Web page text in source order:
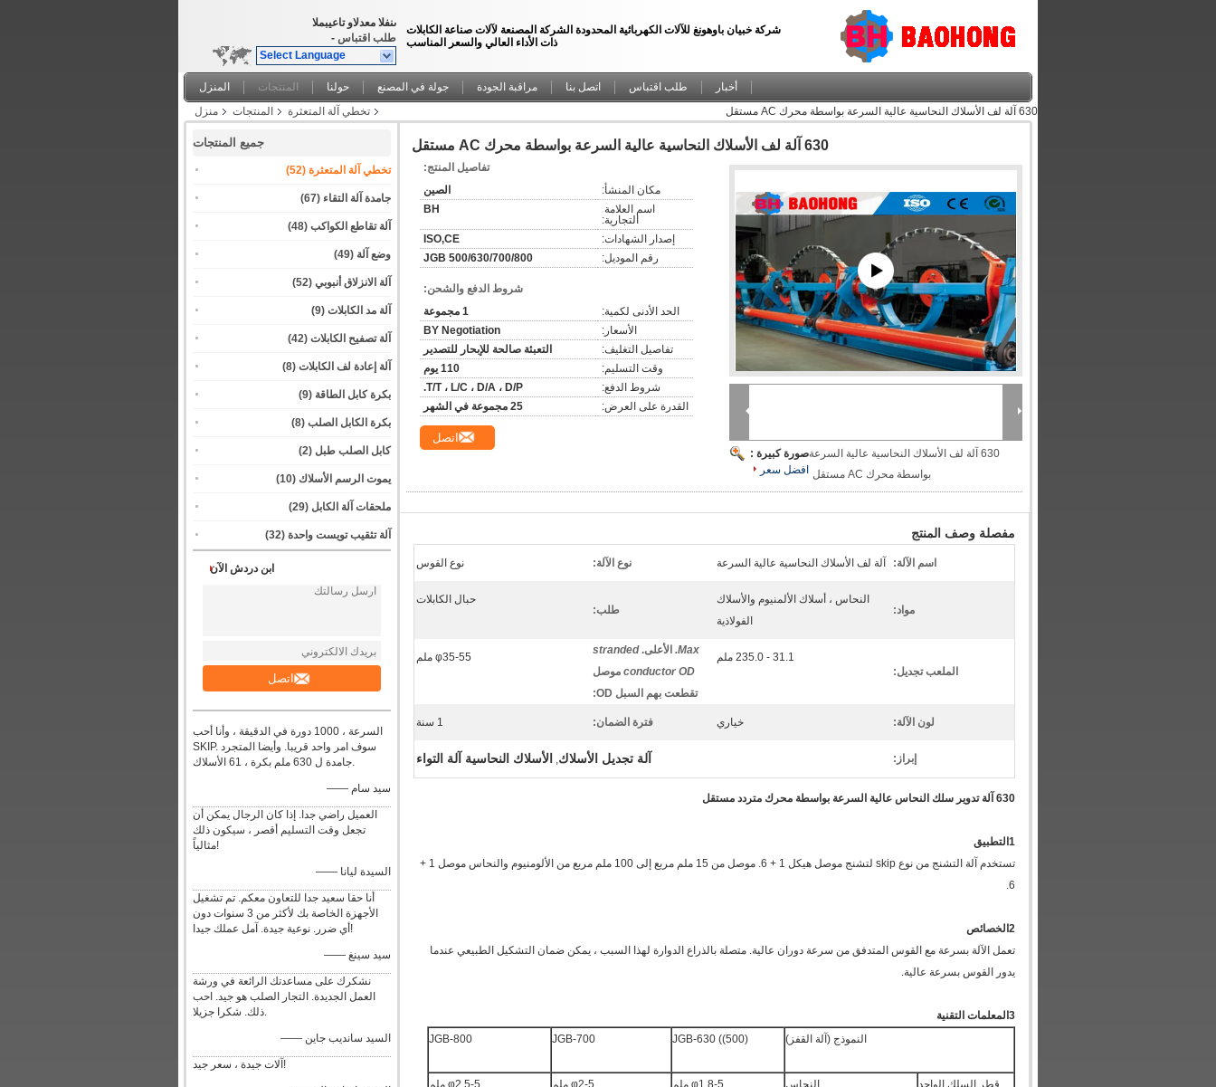
شركة خبيان باوهونغ للآلات الكهربائية المحدودة الشركة المصنعة لآلات صناعة الكابلات
ذات الأداء العالي والسعر المناسب
المبيعات والدعم الفنى
طلب اقتباس -
Select Language
المنزل المنتجات حولنا جولة في المصنع مراقبة الجودة اتصل بنا طلب اقتباس
أخبار
منزل
المنتجات تخطي آلة المتعثرة 630 آلة لف الأسلاك النحاسية عالية السرعة بواسطة محرك AC مستقل
جميع المنتجات
تخطي آلة المتعثرة (52)
جامدة آلة التقاء (67)
آلة تقاطع الكواكب (48)
وضع آلة (49)
آلة الانزلاق أنبوبي (52)
آلة مد الكابلات (9)
آلة تصفيح الكابلات (42)
آلة إعادة لف الكابلات (8)
بكرة كابل الطاقة (9)
بكرة الكابل الصلب (8)
كابل الصلب طبل (2)
يموت الرسم الأسلاك (10)
ملحقات آلة الكابل (29)
آلة تثقيب تويست واحدة (32)
ابن دردش الآن
اتصل
السرعة ، 1000 دورة في الدقيقة ، وأنا أحب
SKIP. سوف امر واحد قريبا. وأيضا المتجرد
جامدة ل 630 ملم بكرة ، 61 الأسلاك.
—— سيد سام
العميل راضي جدا. إذا كان الرجال يمكن أن
تجعل وقت التسليم أقصر ، سيكون ذلك
مثالياً!
—— السيدة ليانا
أنا حقا سعيد جدا للتعاون معكم. تم تشغيل
الأجهزة الخاصة بك لأكثر من 3 سنوات دون
أي ضرر. نوعية جيدة. آمل عملك جيدا!
—— سيد سينغ
نشكرك على مساعدتك الرائعة في ورشة
العمل الجديدة. التجار الصلب هو جيد. احب
ذلك. شكرا جزيلا.
—— السيد سانديب جاين
آلات جيدة ، سعر جيد!
630 آلة لف الأسلاك النحاسية عالية السرعة بواسطة محرك AC مستقل
صورة كبيرة :630 آلة لف الأسلاك النحاسية عالية السرعة
بواسطة محرك AC مستقل
افضل سعر
تفاصيل المنتج:
مكان المنشأ:
الصين
التجارية:
BH
إصدار الشهادات:
ISO,CE
رقم الموديل:
JGB 500/630/700/800
شروط الدفع والشحن:
الحد الأدنى لكمية:
1 مجموعة
الأسعار:
BY Negotiation
تفاصيل التغليف:
التعبئة صالحة للإبحار للتصدير
وقت التسليم:
110 يوم
شروط الدفع:
T/T ، L/C ، D/A ، D/P.
القدرة على العرض:
25 مجموعة في الشهر
اتصل
مفصلة وصف المنتج
اسم الآلة: آلة لف الأسلاك النحاسية عالية السرعة نوع الآلة: نوع القوس
مواد:
النحاس ، أسلاك الألمنيوم والأسلاك
الفولاذية
طلب:
حبال الكابلات
الملعب تجديل:
31.1 - 235.0 ملم
Max. الأعلى. stranded
conductor OD موصل
تقطعت بهم السبل OD
:
φ35-55 ملم
لون الآلة: خياري فترة الضمان: 1 سنة
إبراز: آلة تجديل الأسلاك, الأسلاك النحاسية آلة التواء
630 آلة تدوير سلك النحاس عالية السرعة بواسطة محرك متردد مستقل
1التطبيق
تستخدم آلة التشنج من نوع skip لتشنج موصل هيكل 1 + 6. موصل من 15 ملم مربع إلى 100 ملم مربع من الألومنيوم والنحاس موصل 1 +
6.
2الخصائص
تعمل الآلة بسرعة مع القوس المتدفق من سرعة دوران عالية. متصلة بالذراع الدوارة لهذا السبب ، يمكن ضمان التشكيل الطبيعي عندما
يدور القوس بسرعة عالية.
3المعلمات التقنية
النموذج (آلة القفز)
JGB-630 ((500)
JGB-700
JGB-800
قطر السلك الواحد النحاس φ1.8-5 ملم φ2-5 ملم
φ2.5-5 ملم